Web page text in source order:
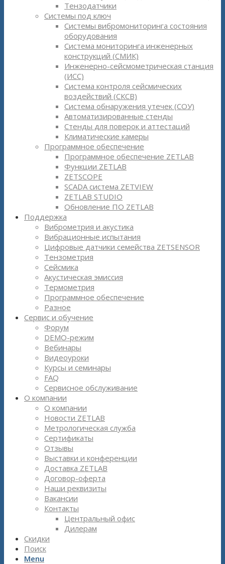
Тензодатчики
Системы под ключ
Системы вибромониторинга состояния
оборудования
Система мониторинга инженерных
конструкций (СМИК)
Инженерно-сейсмометрическая станция
(ИСС)
Система контроля сейсмических
воздействий (СКСВ)
Система обнаружения утечек (СОУ)
Автоматизированные стенды
Стенды для поверок и аттестаций
Климатические камеры
Программное обеспечение
Программное обеспечение ZETLAB
Функции ZETLAB
ZETSCOPE
SCADA система ZETVIEW
ZETLAB STUDIO
Обновление ПО ZETLAB
Поддержка
Виброметрия и акустика
Вибрационные испытания
Цифровые датчики семейства ZETSENSOR
Тензометрия
Сейсмика
Акустическая эмиссия
Термометрия
Программное обеспечение
Разное
Сервис и обучение
Форум
DEMO-режим
Вебинары
Видеоуроки
Курсы и семинары
FAQ
Сервисное обслуживание
О компании
О компании
Новости ZETLAB
Метрологическая служба
Сертификаты
Отзывы
Выставки и конференции
Доставка ZETLAB
Договор-оферта
Наши реквизиты
Вакансии
Контакты
Центральный офис
Дилерам
Скидки
Поиск
Menu